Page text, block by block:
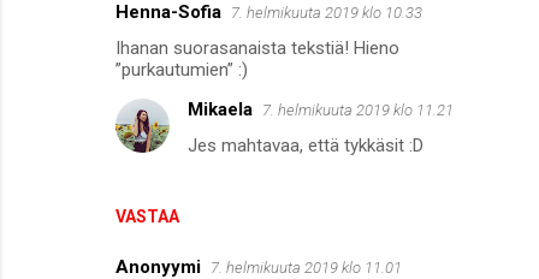
Henna-Sofia 7. helmikuuta 2019 klo 10.33
Ihanan suorasanaista tekstiä! Hieno
”purkautumien” :)
VASTAA
Mikaela 7. helmikuuta 2019 klo 11.21
Jes mahtavaa, että tykkäsit :D
Anonyymi 7. helmikuuta 2019 klo 11.01